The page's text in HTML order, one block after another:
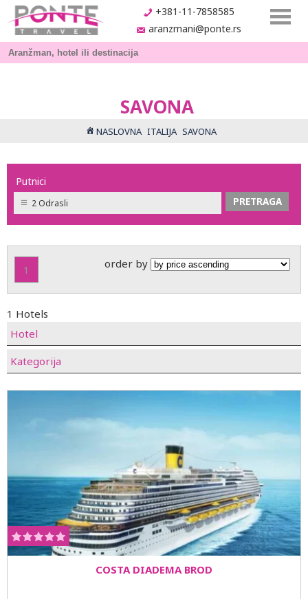
+381-11-7858585
aranzmani@ponte.rs
SAVONA
NASLOVNA ITALIJA SAVONA
Putnici
2 Odrasli
1 order by
1 Hotels
Hotel
Kategorija
COSTA DIADEMA BROD